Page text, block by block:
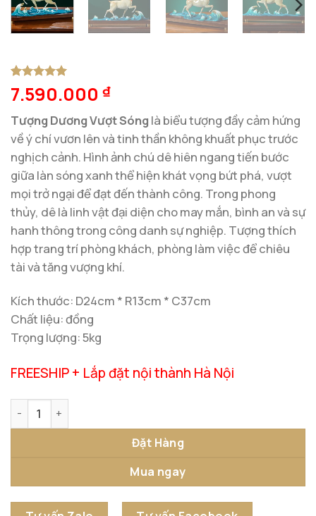
5trên 5
dựa trên
1
7.590.000 ₫
Tượng Dương Vượt Sóng là biểu tượng đầy cảm hứng
về ý chí vươn lên và tinh thần không khuất phục trước
nghịch cảnh. Hình ảnh chú dê hiên ngang tiến bước
giữa làn sóng xanh thể hiện khát vọng bứt phá, vượt
mọi trở ngại để đạt đến thành công. Trong phong
thủy, dê là linh vật đại diện cho may mắn, bình an và sự
hanh thông trong công danh sự nghiệp. Tượng thích
hợp trang trí phòng khách, phòng làm việc để chiêu
tài và tăng vượng khí.
Kích thước: D24cm * R13cm * C37cm
Chất liệu: đồng
Trọng lượng: 5kg
FREESHIP + Lắp đặt nội thành Hà Nội
Tượng Dương Vượt Sóng số lượng
Đặt Hàng
Mua ngay